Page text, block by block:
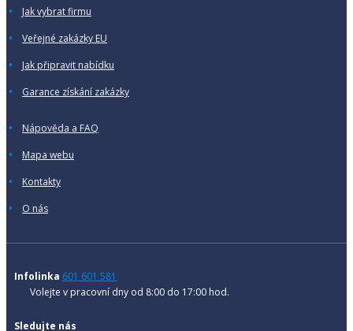
Jak vybrat firmu
Veřejné zakázky EU
Jak připravit nabídku
Garance získání zakázky
Nápověda a FAQ
Mapa webu
Kontakty
O nás
Infolinka 601 601 581
Volejte v pracovní dny od 8:00 do 17:00 hod.
Sledujte nás